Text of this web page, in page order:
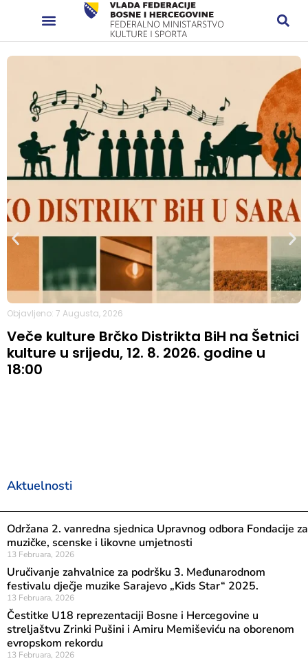
Objavljeno: 7 Augusta, 2026
Veče kulture Brčko Distrikta BiH na Šetnici
kulture u srijedu, 12. 8. 2026. godine u
18:00
Aktuelnosti
Održana 2. vanredna sjednica Upravnog odbora Fondacije za
muzičke, scenske i likovne umjetnosti
13 Februara, 2026
Uručivanje zahvalnice za podršku 3. Međunarodnom
festivalu dječje muzike Sarajevo „Kids Star“ 2025.
13 Februara, 2026
Čestitke U18 reprezentaciji Bosne i Hercegovine u
streljaštvu Zrinki Pušini i Amiru Memiševiću na oborenom
evropskom rekordu
13 Februara, 2026